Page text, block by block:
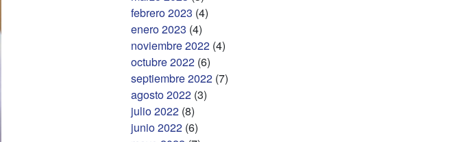
febrero 2023 (4)
enero 2023 (4)
noviembre 2022 (4)
octubre 2022 (6)
septiembre 2022 (7)
agosto 2022 (3)
julio 2022 (8)
junio 2022 (6)